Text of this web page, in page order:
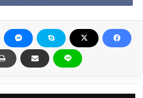
ئاست ئه‌و
كاره‌ساته‌ جیهان هه‌ژێنه‌دا هه‌بێت ، ئه‌مرۆش
خه‌ڵكى